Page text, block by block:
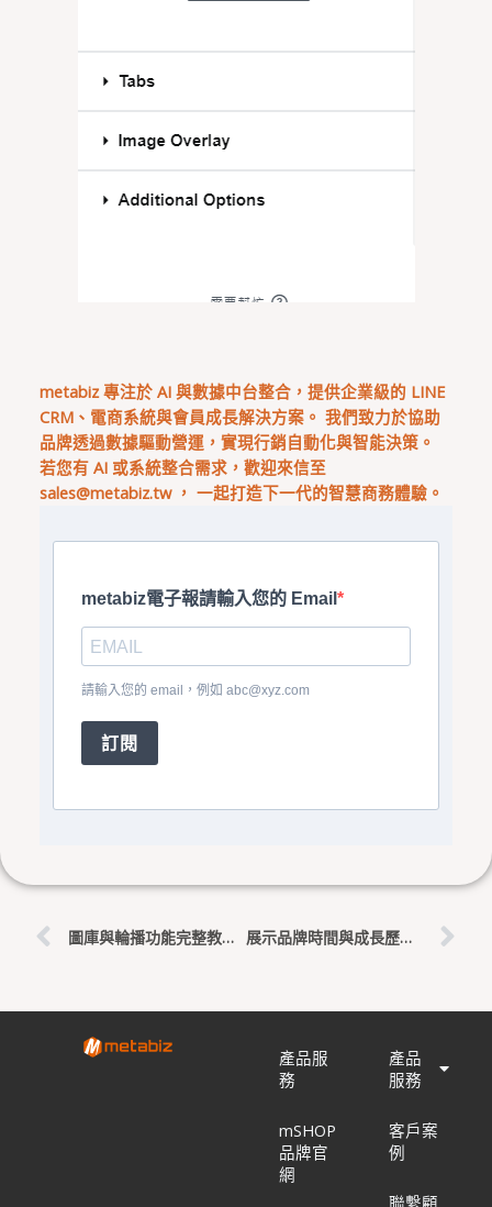
metabiz 專注於 AI 與數據中台整合，提供企業級的 LINE
CRM、電商系統與會員成長解決方案。 我們致力於協助
品牌透過數據驅動營運，實現行銷自動化與智能決策。
若您有 AI 或系統整合需求，歡迎來信至
sales@metabiz.tw， 一起打造下一代的智慧商務體驗。
metabiz電子報請輸入您的 Email
請輸入您的 email，例如 abc@xyz.com
訂閱
圖庫與輪播功能完整教學 – 提升網站視覺效果 展示品牌時間與成長歷程：Elementor教學
產品服
務
mSHOP
品牌官
網
產品
服務
客戶案
例
聯繫顧